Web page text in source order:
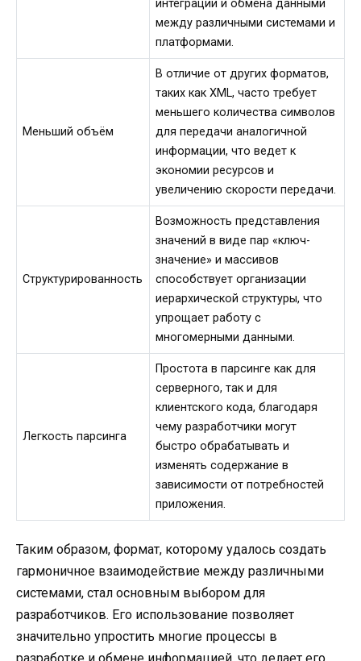
интеграции и обмена данными
между различными системами и
платформами.
Меньший объём
В отличие от других форматов,
таких как XML, часто требует
меньшего количества символов
для передачи аналогичной
информации, что ведет к
экономии ресурсов и
увеличению скорости передачи.
Структурированность
Возможность представления
значений в виде пар «ключ-
значение» и массивов
способствует организации
иерархической структуры, что
упрощает работу с
многомерными данными.
Легкость парсинга
Простота в парсинге как для
серверного, так и для
клиентского кода, благодаря
чему разработчики могут
быстро обрабатывать и
изменять содержание в
зависимости от потребностей
приложения.
Таким образом, формат, которому удалось создать
гармоничное взаимодействие между различными
системами, стал основным выбором для
разработчиков. Его использование позволяет
значительно упростить многие процессы в